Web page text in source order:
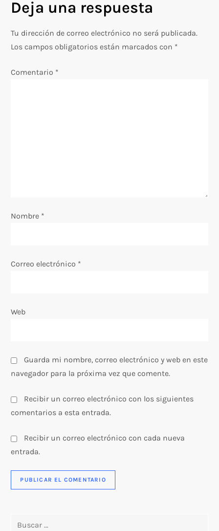
a
c
t
a
a
Deja una respuesta
Tu dirección de correo electrónico no será publicada.
Los campos obligatorios están marcados con *
Comentario *
Nombre *
Correo electrónico *
Web
Guarda mi nombre, correo electrónico y web en este
navegador para la próxima vez que comente.
Recibir un correo electrónico con los siguientes
comentarios a esta entrada.
Recibir un correo electrónico con cada nueva
entrada.